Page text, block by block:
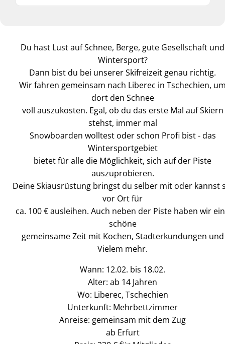
Du hast Lust auf Schnee, Berge, gute Gesellschaft und
Wintersport?
Dann bist du bei unserer Skifreizeit genau richtig.
Wir fahren gemeinsam nach Liberec in Tschechien,
dort den Schnee
voll auszukosten. Egal, ob du das erste Mal auf Skiern
stehst, immer mal
Snowboarden wolltest oder schon Profi bist - das
Wintersportgebiet
bietet für alle die Möglichkeit, sich auf der Piste
auszuprobieren.
Deine Skiausrüstung bringst du selber mit oder kannst
vor Ort für
ca. 100 € ausleihen. Auch neben der Piste haben wir
schöne
gemeinsame Zeit mit Kochen, Stadterkundungen und
Vielem mehr.
Wann: 12.02. bis 18.02.
Alter: ab 14 Jahren
Wo: Liberec, Tschechien
Unterkunft: Mehrbettzimmer
Anreise: gemeinsam mit dem Zug
ab Erfurt